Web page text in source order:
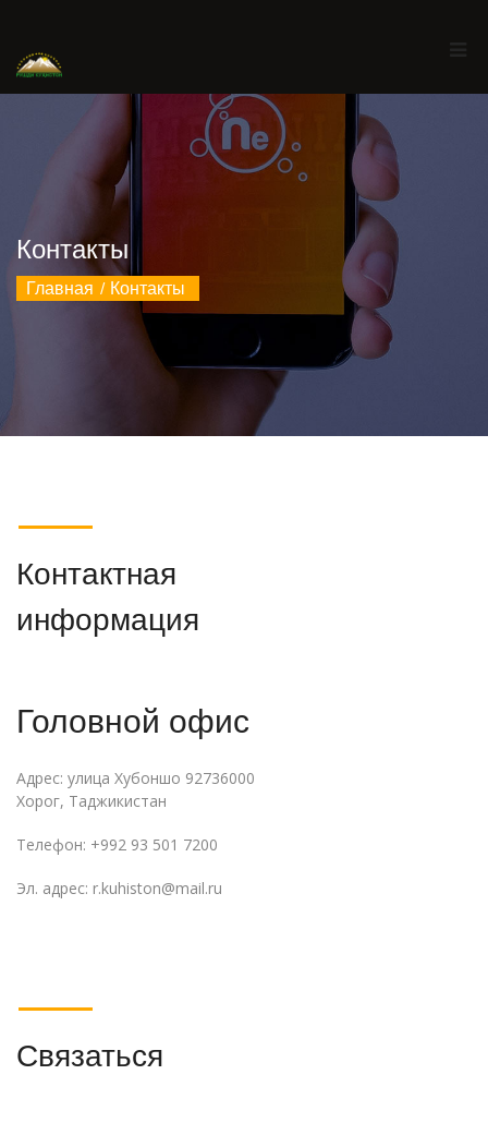
Контакты
Главная Контакты
Контактная
информация
Головной офис
Адрес: улица Хубоншо 92736000
Хорог, Таджикистан
Телефон: +992 93 501 7200
Эл. адрес: r.kuhiston@mail.ru
Связаться